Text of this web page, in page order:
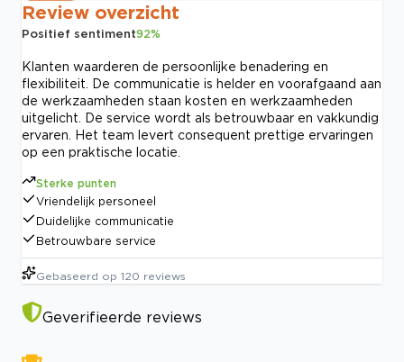
Review overzicht
Positief sentiment92%
Klanten waarderen de persoonlijke benadering en
flexibiliteit. De communicatie is helder en voorafgaand aan
de werkzaamheden staan kosten en werkzaamheden
uitgelicht. De service wordt als betrouwbaar en vakkundig
ervaren. Het team levert consequent prettige ervaringen
op een praktische locatie.
Sterke punten
Vriendelijk personeel
Duidelijke communicatie
Betrouwbare service
Gebaseerd op 120 reviews
Geverifieerde reviews